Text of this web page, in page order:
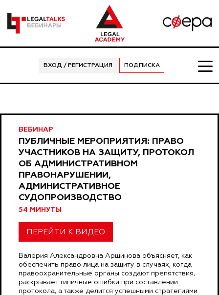
ВХОД / РЕГИСТРАЦИЯ ПОДПИСКА
ВЕБИНАР
ПУБЛИЧНЫЕ МЕРОПРИЯТИЯ: ПРАВО
УЧАСТНИКОВ НА ЗАЩИТУ, ПРОТОКОЛ
ОБ АДМИНИСТРАТИВНОМ
ПРАВОНАРУШЕНИИ,
АДМИНИСТРАТИВНОЕ
СУДОПРОИЗВОДСТВО
54 МИНУТЫ
ПЕРЕЙТИ К ВИДЕО
Валерия Александровна Аршинова объясняет, как
обеспечить право лица на защиту в случаях, когда
правоохранительные органы создают препятствия,
раскрывает типичные ошибки при составлении
протокола, а также делится успешными стратегиями